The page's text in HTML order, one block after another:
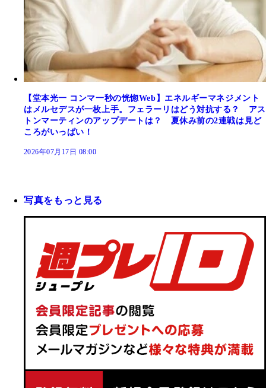
【堂本光一 コンマ一秒の恍惚Web】エネルギーマネジメント
はメルセデスが一枚上手。フェラーリはどう対抗する？ アス
トンマーティンのアップデートは？ 夏休み前の2連戦は見ど
ころがいっぱい！
2026年07月17日 08:00
写真をもっと見る